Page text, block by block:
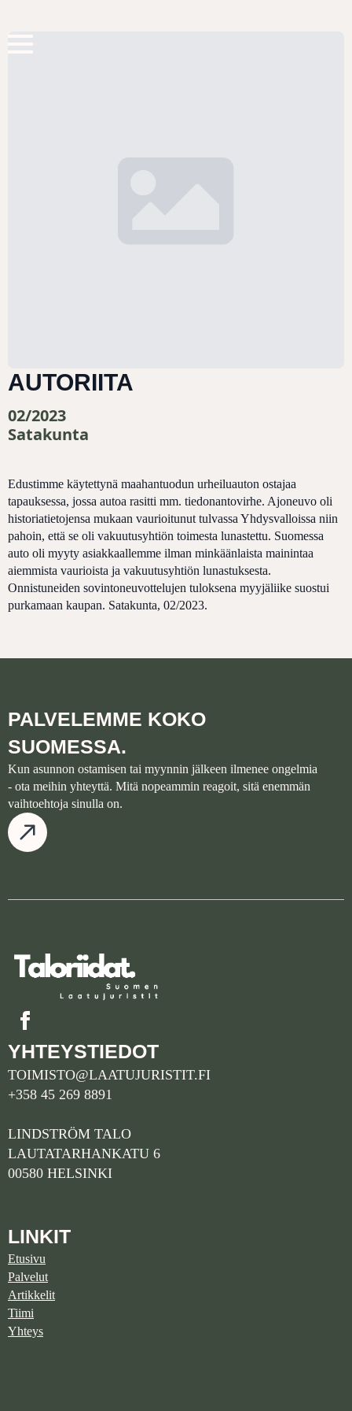
AUTORIITA
02/2023
Satakunta
Edustimme käytettynä maahantuodun urheiluauton ostajaa
tapauksessa, jossa autoa rasitti mm. tiedonantovirhe. Ajoneuvo oli
historiatietojensa mukaan vaurioitunut tulvassa Yhdysvalloissa niin
pahoin, että se oli vakuutusyhtiön toimesta lunastettu. Suomessa
auto oli myyty asiakkaallemme ilman minkäänlaista mainintaa
aiemmista vaurioista ja vakuutusyhtiön lunastuksesta.
Onnistuneiden sovintoneuvottelujen tuloksena myyjäliike suostui
purkamaan kaupan. Satakunta, 02/2023.
PALVELEMME KOKO
SUOMESSA.
Kun asunnon ostamisen tai myynnin jälkeen ilmenee ongelmia
- ota meihin yhteyttä. Mitä nopeammin reagoit, sitä enemmän
vaihtoehtoja sinulla on.
YHTEYSTIEDOT
TOIMISTO@LAATUJURISTIT.FI
+358 45 269 8891
LINDSTRÖM TALO
LAUTATARHANKATU 6
00580 HELSINKI
LINKIT
Etusivu
Palvelut
Artikkelit
Tiimi
Yhteys